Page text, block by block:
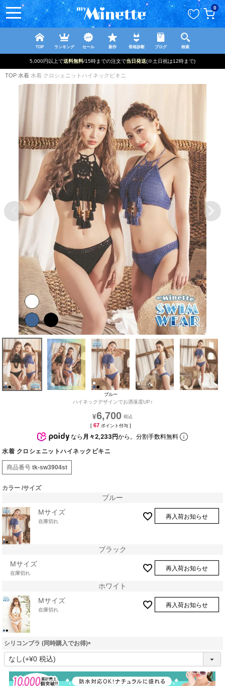
0
TOP ランキング セール 新作 骨格診断 ブログ 検索
新規登録で最大2500円OFF!
TOP 水着 水着 クロシェニットハイネックビキニ
ブルー
ハイネックデザインでお洒落度UP♪
¥6,700
[ 67 ポイント付与 ]
なら 月々2,233円から。分割手数料無料
水着 クロシェニットハイネックビキニ
商品番号 tk-sw3904st
カラー サイズ
ブルー
Mサイズ
在庫切れ
再入荷お知らせ
ブラック
Mサイズ
在庫切れ
再入荷お知らせ
ホワイト
Mサイズ
在庫切れ
再入荷お知らせ
シリコンブラ (同時購入でお得)
(
須
)
ペー
ジト
ップ